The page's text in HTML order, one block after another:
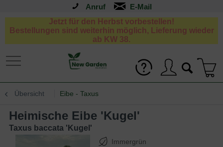
Anruf
Jetzt für den Herbst vorbestellen!
Bestellungen sind weiterhin möglich, Lieferung wieder
ab KW 38.
Übersicht Eibe - Taxus
Heimische Eibe 'Kugel'
Taxus baccata 'Kugel'
Immergrün